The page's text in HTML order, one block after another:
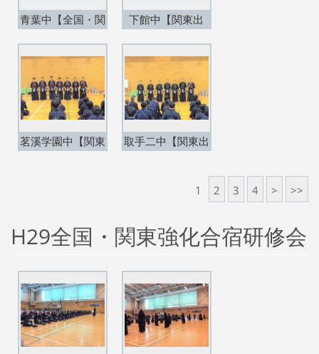
青葉中【全国・関
下館中【関東出
茗溪学園中【関東
取手二中【関東出
1 2 3 4 > >>
H29全国・関東強化合宿研修会